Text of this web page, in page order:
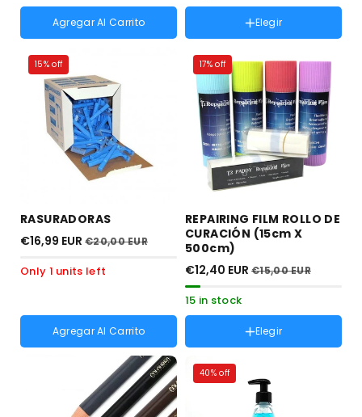
Agregar Al Carrito
DermX- Caja 10 UNID :DermX-
Caja 10 UNID
no
DermX - 1 UNIDADVariante
agotada
o
no
disponible
Elegir
15% off
RASURADORAS
€16,99 EUR €20,00 EUR
Only 1 units left
Agregar Al Carrito
17% off
REPAIRING FILM ROLLO DE
CURACIÓN (15cm X
500cm)
€12,40 EUR €15,00 EUR
15 in stock
15cm x 500cm
Elegir
40% off